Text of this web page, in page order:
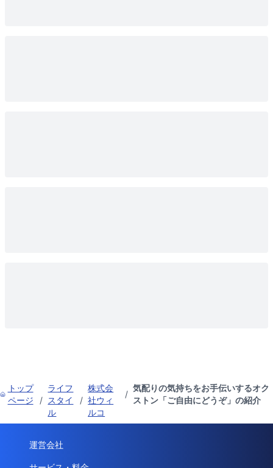
トップ
ページ
/
ライフ
スタイ
ル
/
株式会
社ウィ
ルコ
/
気配りの気持ちをお手伝いするオク
ストン「ご自由にどうぞ」の紹介
運営会社